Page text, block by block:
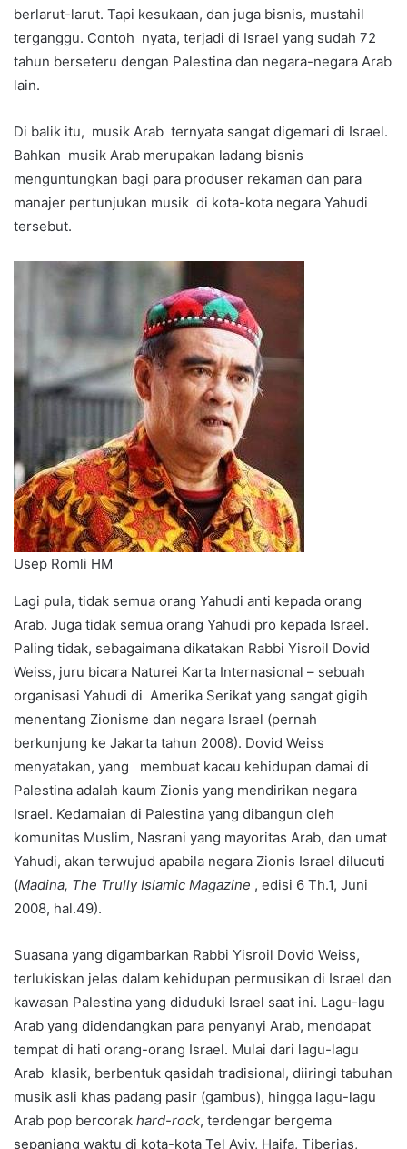
berlarut-larut. Tapi kesukaan, dan juga bisnis, mustahil
terganggu. Contoh nyata, terjadi di Israel yang sudah 72
tahun berseteru dengan Palestina dan negara-negara Arab
lain.
Di balik itu, musik Arab ternyata sangat digemari di Israel.
Bahkan musik Arab merupakan ladang bisnis
menguntungkan bagi para produser rekaman dan para
manajer pertunjukan musik di kota-kota negara Yahudi
tersebut.
Usep Romli HM
Lagi pula, tidak semua orang Yahudi anti kepada orang
Arab. Juga tidak semua orang Yahudi pro kepada Israel.
Paling tidak, sebagaimana dikatakan Rabbi Yisroil Dovid
Weiss, juru bicara Naturei Karta Internasional – sebuah
organisasi Yahudi di Amerika Serikat yang sangat gigih
menentang Zionisme dan negara Israel (pernah
berkunjung ke Jakarta tahun 2008). Dovid Weiss
menyatakan, yang membuat kacau kehidupan damai di
Palestina adalah kaum Zionis yang mendirikan negara
Israel. Kedamaian di Palestina yang dibangun oleh
komunitas Muslim, Nasrani yang mayoritas Arab, dan umat
Yahudi, akan terwujud apabila negara Zionis Israel dilucuti
(Madina, The Trully Islamic Magazine , edisi 6 Th.1, Juni
2008, hal.49).
Suasana yang digambarkan Rabbi Yisroil Dovid Weiss,
terlukiskan jelas dalam kehidupan permusikan di Israel dan
kawasan Palestina yang diduduki Israel saat ini. Lagu-lagu
Arab yang didendangkan para penyanyi Arab, mendapat
tempat di hati orang-orang Israel. Mulai dari lagu-lagu
Arab klasik, berbentuk qasidah tradisional, diiringi tabuhan
musik asli khas padang pasir (gambus), hingga lagu-lagu
Arab pop bercorak hard-rock, terdengar bergema
sepanjang waktu di kota-kota Tel Aviv, Haifa, Tiberias,